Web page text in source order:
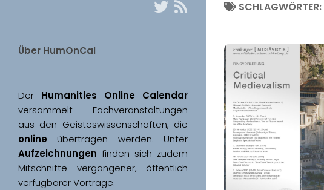
SCHLAGWÖRTER:
Über HumOnCal
Der
versammelt Fachveranstaltungen
online
Aufzeichnungen finden sich zudem
Mitschnitte vergangener, öffentlich